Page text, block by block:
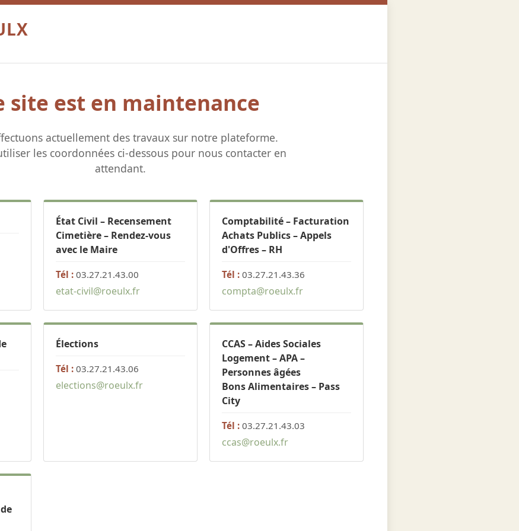
site est en maintenance
actuellement des travaux sur notre plateforme.
les coordonnées ci-dessous pour nous contacter en
attendant.
État Civil – Recensement
Cimetière – Rendez-vous
avec le Maire
Tél : 03.27.21.43.00
etat-civil@roeulx.fr
Comptabilité – Facturation
Achats Publics – Appels
d'Offres – RH
Tél : 03.27.21.43.36
compta@roeulx.fr
Élections
Tél : 03.27.21.43.06
elections@roeulx.fr
CCAS – Aides Sociales
Logement – APA –
Personnes âgées
Bons Alimentaires – Pass
City
Tél : 03.27.21.43.03
ccas@roeulx.fr